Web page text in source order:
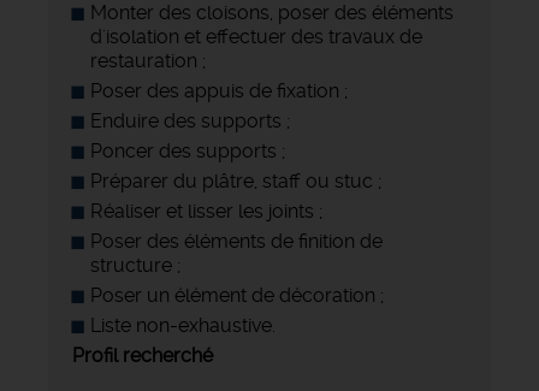
Monter des cloisons, poser des éléments
d'isolation et effectuer des travaux de
restauration ;
Poser des appuis de fixation ;
Enduire des supports ;
Poncer des supports ;
Préparer du plâtre, staff ou stuc ;
Réaliser et lisser les joints ;
Poser des éléments de finition de
structure ;
Poser un élément de décoration ;
Liste non-exhaustive.
Profil recherché